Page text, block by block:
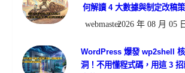
何解讀 4 大數據與制定改稿
webmaster2026 年 08 月 05
WordPress 爆發 wp2shell
洞！不用懂程式碼，用這 3